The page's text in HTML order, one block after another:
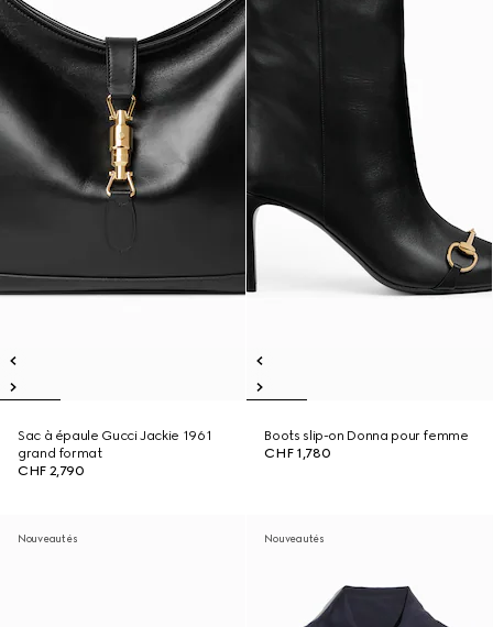
Sac à épaule Gucci Jackie 1961
grand format
CHF 2,790
Boots slip-on Donna pour femme
CHF 1,780
Nouveautés Nouveautés